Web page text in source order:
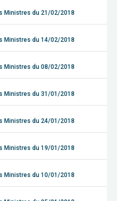
Ministres du 21/02/2018
Ministres du 14/02/2018
Ministres du 08/02/2018
Ministres du 31/01/2018
Ministres du 24/01/2018
Ministres du 19/01/2018
Ministres du 10/01/2018